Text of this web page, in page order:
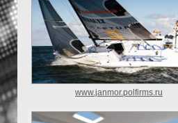
www.janmor.polfirms.ru